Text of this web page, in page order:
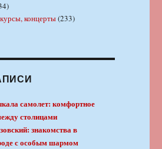
концерты(233)
самолет: комфортное
столицами
знакомства в
с особым шармом